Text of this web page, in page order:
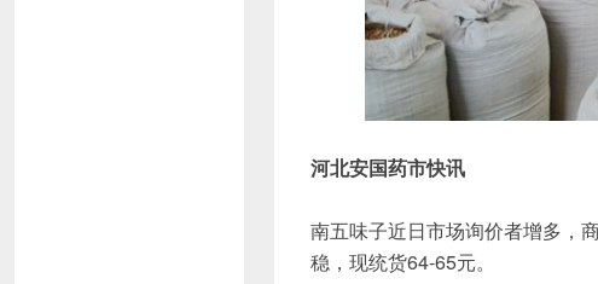
河北安国药市快讯
南五味子近日市场询价者增多，
稳，现统货64-65元。